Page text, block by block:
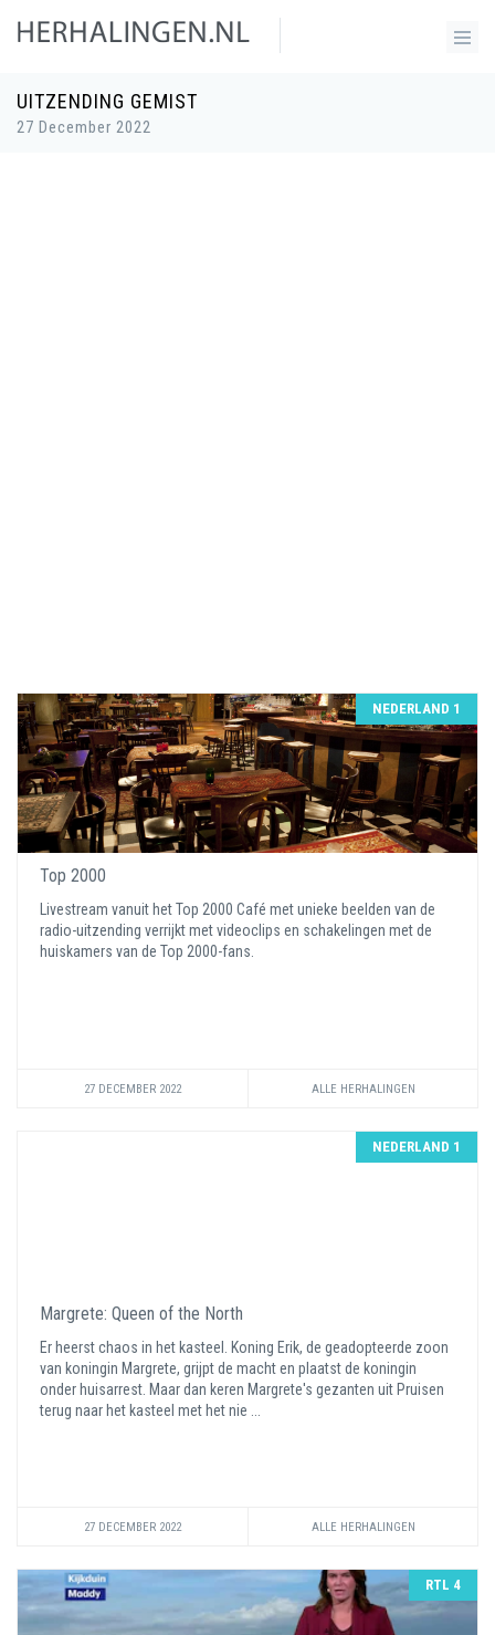
UITZENDING GEMIST
27 December 2022
NEDERLAND 1
Top 2000
Livestream vanuit het Top 2000 Café met unieke beelden van de
radio-uitzending verrijkt met videoclips en schakelingen met de
huiskamers van de Top 2000-fans.
27 DECEMBER 2022 ALLE HERHALINGEN
NEDERLAND 1
Margrete: Queen of the North
Er heerst chaos in het kasteel. Koning Erik, de geadopteerde zoon
van koningin Margrete, grijpt de macht en plaatst de koningin
onder huisarrest. Maar dan keren Margrete's gezanten uit Pruisen
terug naar het kasteel met het nie ...
27 DECEMBER 2022 ALLE HERHALINGEN
RTL 4